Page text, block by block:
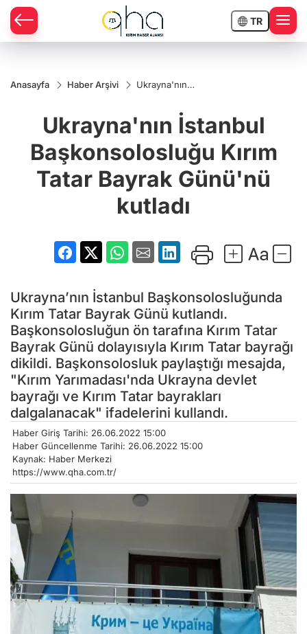
TR
Anasayfa Haber Arşivi
Ukrayna'nın
Kırım Tatar
Bayrak Günü'nü
Ukrayna'nın İstanbul
Başkonsolosluğu Kırım
Tatar Bayrak Günü'nü
kutladı
Ukrayna’nın İstanbul Başkonsolosluğunda
Kırım Tatar Bayrak Günü kutlandı.
Başkonsolosluğun ön tarafına Kırım Tatar
Bayrak Günü dolayısıyla Kırım Tatar bayrağı
dikildi. Başkonsolosluk paylaştığı mesajda,
"Kırım Yarımadası'nda Ukrayna devlet
bayrağı ve Kırım Tatar bayrakları
dalgalanacak" ifadelerini kullandı.
Haber Giriş Tarihi: 26.06.2022 15:00
Haber Güncellenme Tarihi: 26.06.2022 15:00
Kaynak: Haber Merkezi
https://www.qha.com.tr/